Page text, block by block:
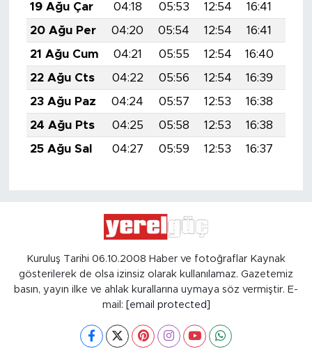
19 Ağu Çar
04:18 05:53 12:54 16:41
20 Ağu Per
04:20 05:54 12:54 16:41
21 Ağu Cum
04:21 05:55 12:54 16:40
22 Ağu Cts
04:22 05:56 12:54 16:39
23 Ağu Paz
04:24 05:57 12:53 16:38
24 Ağu Pts
04:25 05:58 12:53 16:38
25 Ağu Sal
04:27 05:59 12:53 16:37
Kuruluş Tarihi 06.10.2008 Haber ve fotoğraflar Kaynak
gösterilerek de olsa izinsiz olarak kullanılamaz. Gazetemiz
basın, yayın ilke ve ahlak kurallarına uymaya söz vermiştir. E-
mail: [email protected]